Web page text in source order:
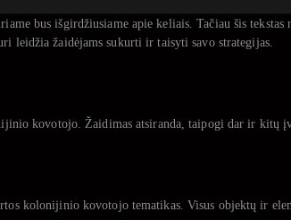
bus išgirdžiusiame apie keliais. Tačiau šis
leidžia žaidėjams sukurti ir taisyti savo strategijas.
kovotojo. Žaidimas atsiranda, taipogi dar ir kitų
kolonijinio kovotojo tematikas. Visus objektų ir